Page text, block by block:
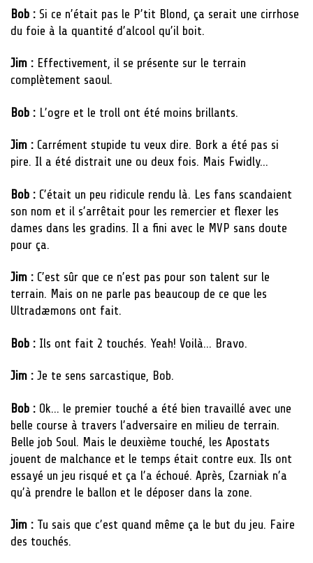
Bob : Si ce n’était pas le P’tit Blond, ça serait une cirrhose
du foie à la quantité d’alcool qu’il boit.
Jim : Effectivement, il se présente sur le terrain
complètement saoul.
Bob : L’ogre et le troll ont été moins brillants.
Jim : Carrément stupide tu veux dire. Bork a été pas si
pire. Il a été distrait une ou deux fois. Mais Fwidly…
Bob : C’était un peu ridicule rendu là. Les fans scandaient
son nom et il s’arrêtait pour les remercier et flexer les
dames dans les gradins. Il a fini avec le MVP sans doute
pour ça.
Jim : C’est sûr que ce n’est pas pour son talent sur le
terrain. Mais on ne parle pas beaucoup de ce que les
Ultradæmons ont fait.
Bob : Ils ont fait 2 touchés. Yeah! Voilà… Bravo.
Jim : Je te sens sarcastique, Bob.
Bob : Ok… le premier touché a été bien travaillé avec une
belle course à travers l’adversaire en milieu de terrain.
Belle job Soul. Mais le deuxième touché, les Apostats
jouent de malchance et le temps était contre eux. Ils ont
essayé un jeu risqué et ça l’a échoué. Après, Czarniak n’a
qu’à prendre le ballon et le déposer dans la zone.
Jim : Tu sais que c’est quand même ça le but du jeu. Faire
des touchés.